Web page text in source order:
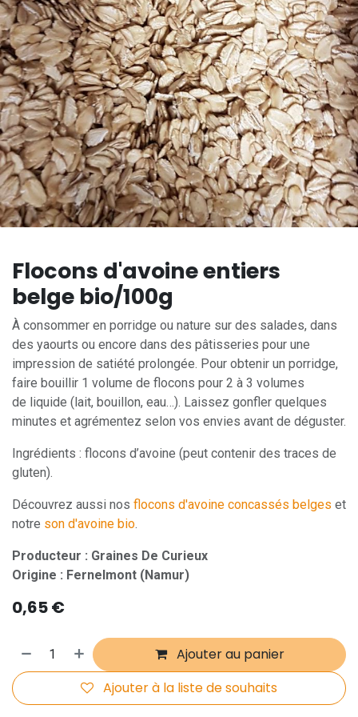
Flocons d'avoine entiers
belge bio/100g
À consommer en porridge ou nature sur des salades, dans
des yaourts ou encore dans des pâtisseries pour une
impression de satiété prolongée. Pour obtenir un porridge,
faire bouillir 1 volume de flocons pour 2 à 3 volumes
de liquide (lait, bouillon, eau…). Laissez gonfler quelques
minutes et agrémentez selon vos envies avant de déguster.
Ingrédients : flocons d’avoine (peut contenir des traces de
gluten).
Découvrez aussi nos flocons d'avoine concassés belges et
notre son d'avoine bio.
Producteur : Graines De Curieux
Origine : Fernelmont (Namur)
0,65€
Ajouter au panier
Ajouter à la liste de souhaits